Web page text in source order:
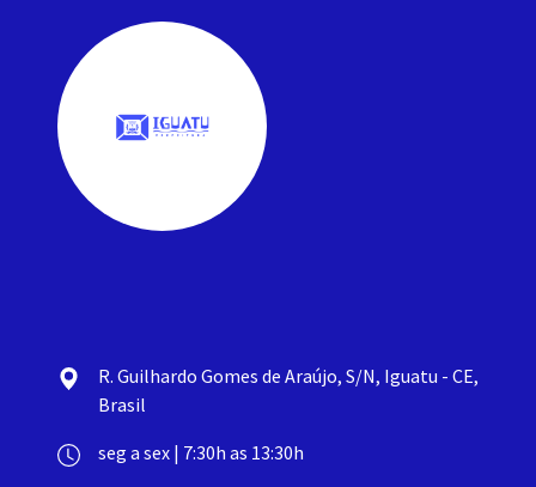
R. Guilhardo Gomes de Araújo, S/N, Iguatu - CE,
Brasil
seg a sex | 7:30h as 13:30h